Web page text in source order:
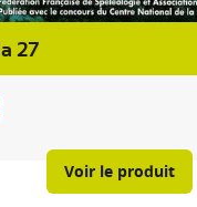
27
Voir le produit